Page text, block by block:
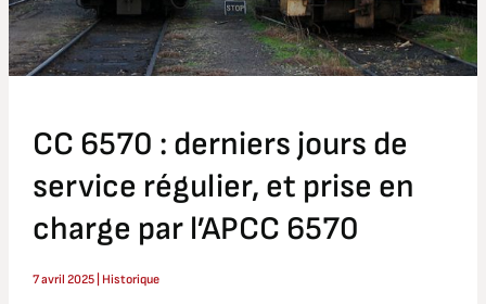
CC 6570 : derniers jours de
service régulier, et prise en
charge par l’APCC 6570
7 avril 2025 Historique
charge
par
l’APCC